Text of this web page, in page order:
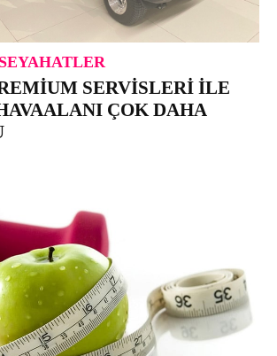
SERVISLERI ILE
ÇOK DAHA